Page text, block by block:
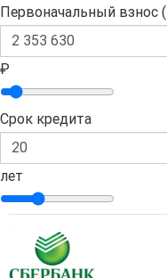
Первоначальный взнос (
₽
Срок кредита
лет